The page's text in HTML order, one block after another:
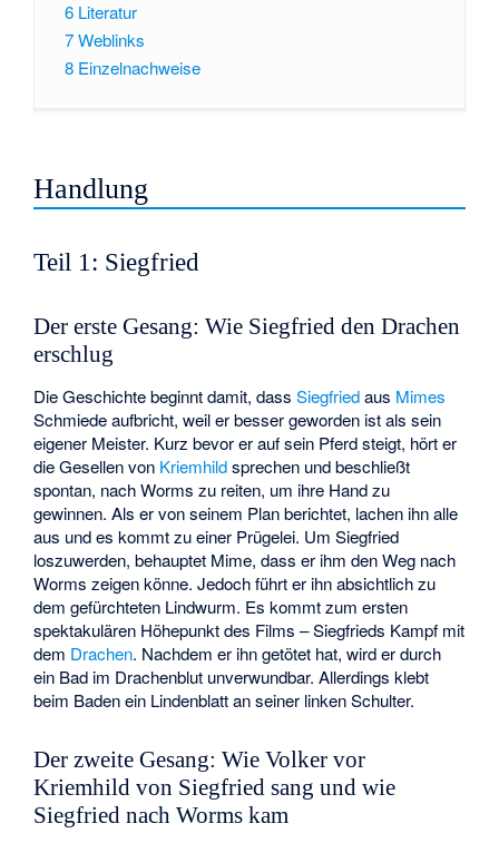
6 Literatur
7Weblinks
8 Einzelnachweise
Handlung
Teil 1: Siegfried
Der erste Gesang: Wie Siegfried den Drachen
erschlug
Die Geschichte beginnt damit, dassSiegfriedaus Mimes
Schmiede aufbricht, weil er besser geworden ist als sein
eigener Meister. Kurz bevor er auf sein Pferd steigt, hört er
die Gesellen von Kriemhildsprechen und beschließt
spontan, nach Worms zu reiten, um ihre Hand zu
gewinnen. Als er von seinem Plan berichtet, lachen ihn alle
aus und es kommt zu einer Prügelei. Um Siegfried
loszuwerden, behauptet Mime, dass er ihm den Weg nach
Worms zeigen könne. Jedoch führt er ihn absichtlich zu
dem gefürchteten Lindwurm. Es kommt zum ersten
spektakulären Höhepunkt des Films – Siegfrieds Kampf mit
dem Drachen. Nachdem er ihn getötet hat, wird er durch
ein Bad im Drachenblut unverwundbar. Allerdings klebt
beim Baden ein Lindenblatt an seiner linken Schulter.
Der zweite Gesang: Wie Volker vor
Kriemhild von Siegfried sang und wie
Siegfried nach Worms kam